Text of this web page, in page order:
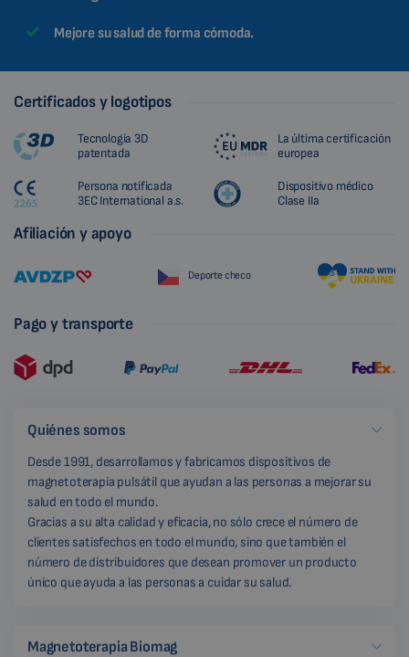
Mejore su salud de forma cómoda.
Certificados y logotipos
Tecnología 3D
patentada
La última certificación
europea
Persona notificada
3EC International a.s.
Dispositivo médico
Clase IIa
Afiliación y apoyo
Deporte checo
Pago y transporte
Quiénes somos
Desde 1991, desarrollamos y fabricamos dispositivos de
magnetoterapia pulsátil que ayudan a las personas a mejorar su
salud en todo el mundo.
Gracias a su alta calidad y eficacia, no sólo crece el número de
clientes satisfechos en todo el mundo, sino que también el
número de distribuidores que desean promover un producto
único que ayuda a las personas a cuidar su salud.
Magnetoterapia Biomag